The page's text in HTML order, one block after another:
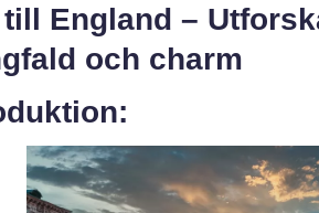
England –
och charm